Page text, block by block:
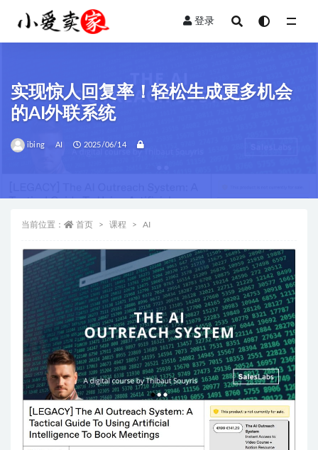
登录
实现惊人回复率！轻松生成更多机会
的AI外联系统
ibing AI 2025/06/14
当前位置： 首页 课程 AI